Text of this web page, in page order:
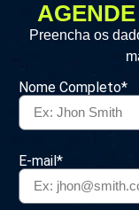
Preencha os
Nome Completo*
E-mail*